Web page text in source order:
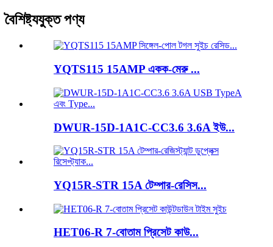
বৈশিষ্ট্যযুক্ত পণ্য
YQTS115 15AMP একক-মেরু ...
DWUR-15D-1A1C-CC3.6 3.6A ইউ...
YQ15R-STR 15A টেম্পার-রেসিস...
HET06-R 7-বোতাম প্রিসেট কাউ...